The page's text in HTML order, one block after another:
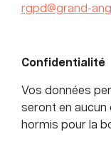
rgpd@grand-
Confidentialité
Vos données
seront en aucun
hormis pour la